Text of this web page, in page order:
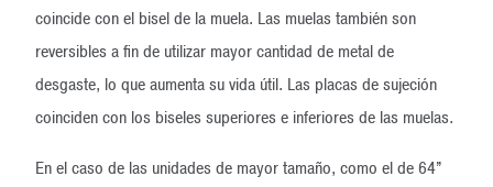
coincide con el bisel de la muela. Las muelas también son
reversibles a fin de utilizar mayor cantidad de metal de
desgaste, lo que aumenta su vida útil. Las placas de sujeción
coinciden con los biseles superiores e inferiores de las muelas.
En el caso de las unidades de mayor tamaño, como el de 64”